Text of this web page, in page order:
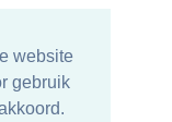
website
gebruik